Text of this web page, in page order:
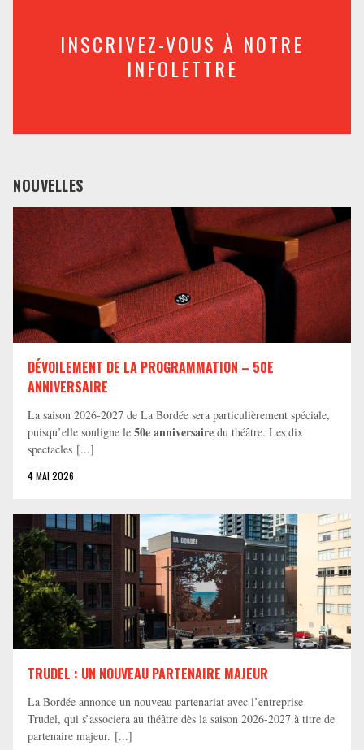
INSCRIVEZ-VOUS À NOTRE
INFOLETTRE
NOUVELLES
DÉVOILEMENT DE LA PROGRAMMATION – 50E
ANNIVERSAIRE
La saison 2026-2027 de La Bordée sera particulièrement spéciale,
puisqu’elle souligne le 50e anniversaire du théâtre. Les dix
spectacles [...]
4 MAI 2026
TRUDEL : UN NOUVEAU PARTENAIRE MAJEUR
La Bordée annonce un nouveau partenariat avec l’entreprise
Trudel, qui s’associera au théâtre dès la saison 2026-2027 à titre de
partenaire majeur. [...]